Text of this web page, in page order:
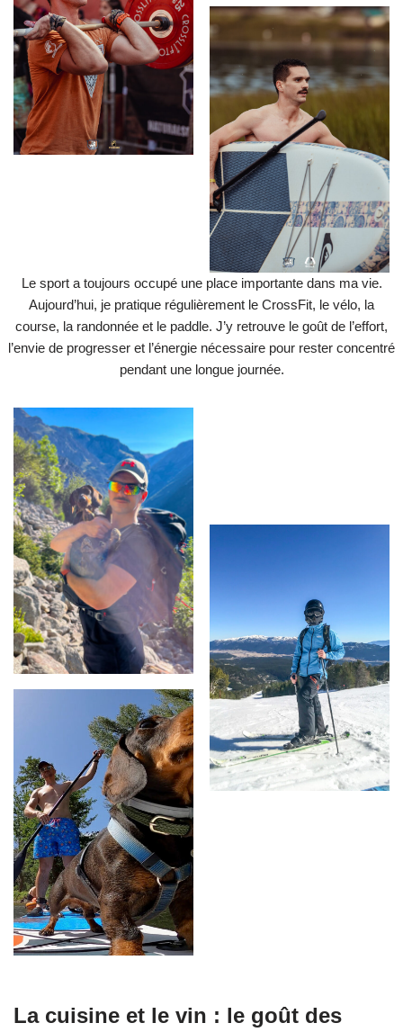
Le sport a toujours occupé une place importante dans ma vie.
Aujourd’hui, je pratique régulièrement le CrossFit, le vélo, la
course, la randonnée et le paddle. J’y retrouve le goût de l’effort,
l’envie de progresser et l’énergie nécessaire pour rester concentré
pendant une longue journée.
La cuisine et le vin : le goût des